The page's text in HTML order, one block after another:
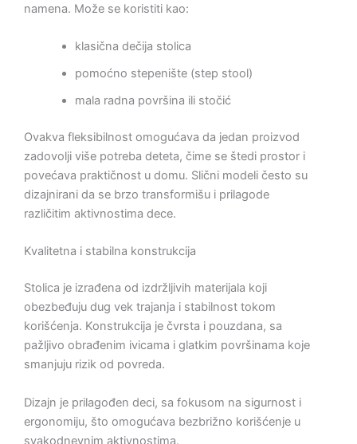
namena. Može se koristiti kao:
klasična dečija stolica
pomoćno stepenište (step stool)
mala radna površina ili stočić
Ovakva fleksibilnost omogućava da jedan proizvod
zadovolji više potreba deteta, čime se štedi prostor i
povećava praktičnost u domu. Slični modeli često su
dizajnirani da se brzo transformišu i prilagode
različitim aktivnostima dece.
Kvalitetna i stabilna konstrukcija
Stolica je izrađena od izdržljivih materijala koji
obezbeđuju dug vek trajanja i stabilnost tokom
korišćenja. Konstrukcija je čvrsta i pouzdana, sa
pažljivo obrađenim ivicama i glatkim površinama koje
smanjuju rizik od povreda.
Dizajn je prilagođen deci, sa fokusom na sigurnost i
ergonomiju, što omogućava bezbrižno korišćenje u
svakodnevnim aktivnostima.